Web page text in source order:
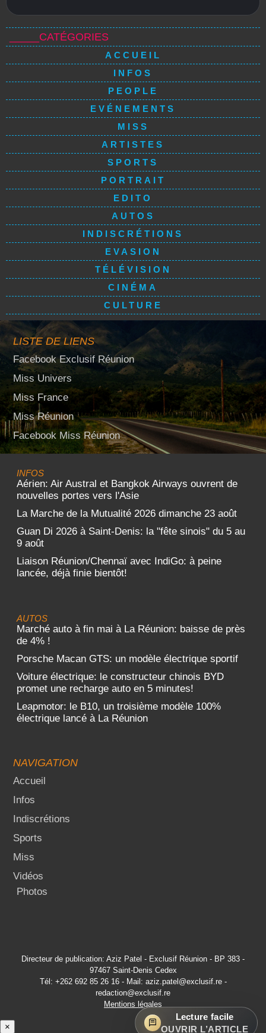
_____CATÉGORIES
ACCUEIL
INFOS
PEOPLE
EVÉNEMENTS
MISS
ARTISTES
SPORTS
PORTRAIT
EDITO
AUTOS
INDISCRÉTIONS
EVASION
TÉLÉVISION
CINÉMA
CULTURE
LISTE DE LIENS
Facebook Exclusif Réunion
Miss Univers
Miss France
Miss Réunion
Facebook Miss Réunion
INFOS
Aérien: Air Austral et Bangkok Airways ouvrent de
nouvelles portes vers l'Asie
La Marche de la Mutualité 2026 dimanche 23 août
Guan Di 2026 à Saint-Denis: la "fête sinois" du 5 au
9 août
Liaison Réunion/Chennaï avec IndiGo: à peine
lancée, déjà finie bientôt!
AUTOS
Marché auto à fin mai à La Réunion: baisse de près
de 4% !
Porsche Macan GTS: un modèle électrique sportif
Voiture électrique: le constructeur chinois BYD
promet une recharge auto en 5 minutes!
Leapmotor: le B10, un troisième modèle 100%
électrique lancé à La Réunion
NAVIGATION
Accueil
Infos
Indiscrétions
Sports
Miss
Vidéos
Photos
Directeur de publication: Aziz Patel - Exclusif Réunion - BP 383 -
97467 Saint-Denis Cedex
Tél: +262 692 85 26 16 - Mail: aziz.patel@exclusif.re -
redaction@exclusif.re
Mentions légales
Lecture facile
OUVRIR L’ARTICLE
×